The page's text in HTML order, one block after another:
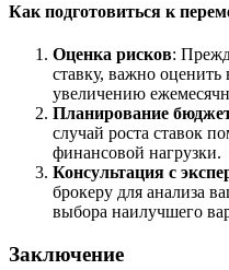
Как подготовиться к
Оценка рисков:
ставку, важно
увеличению
Планирование
случай роста ставок
финансовой нагрузки.
Консультация с
брокеру для анализа
выбора наилучшего
Заключение